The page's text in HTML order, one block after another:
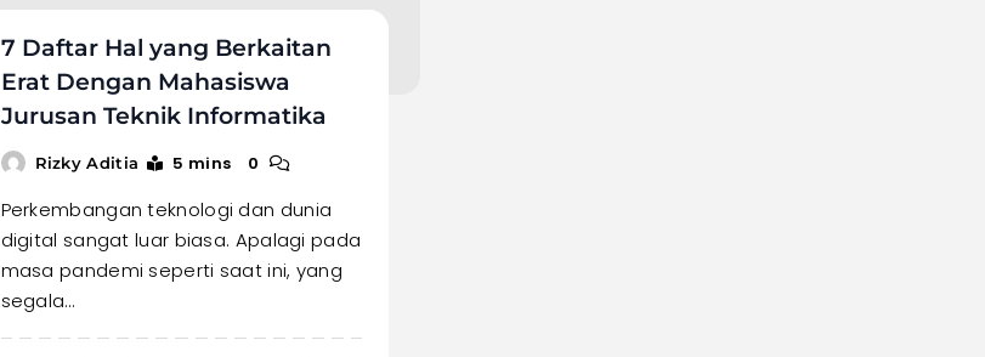
7 Daftar Hal yang Berkaitan
Erat Dengan Mahasiswa
Jurusan Teknik Informatika
Rizky Aditia 5 mins 0
Perkembangan teknologi dan dunia
digital sangat luar biasa. Apalagi pada
masa pandemi seperti saat ini, yang
segala…